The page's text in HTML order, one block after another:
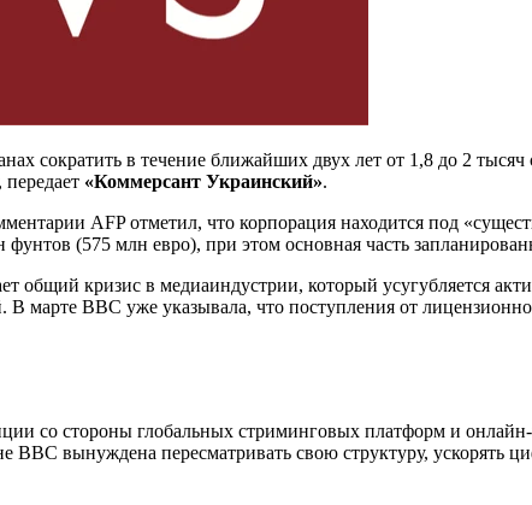
сократить в течение ближайших двух лет от 1,8 до 2
«Коммерсант Украинский».
AFP отметил, что корпорация находится под
(575 млн евро), при этом основная часть
кризис в медиаиндустрии, который усугубляется
марте BBC уже указывала, что поступления от
со стороны глобальных стриминговых платформ и
BBC вынуждена пересматривать свою структуру, ускорять